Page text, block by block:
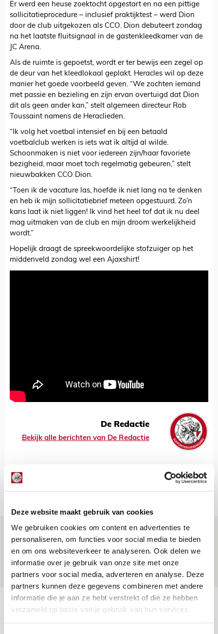
Deze website maakt gebruik van cookies
We gebruiken cookies om content en advertenties te
personaliseren, om functies voor social media te bieden
en om ons websiteverkeer te analyseren. Ook delen we
informatie over je gebruik van onze site met onze
partners voor social media, adverteren en analyse. Deze
partners kunnen deze gegevens combineren met andere
informatie die je aan ze hebt verstrekt of die ze hebben
verzameld op basis van je gebruik van hun services.
Er werd een heuse zoektocht opgestart en na een pittige
sollicitatieprocedure – inclusief praktijktest – werd Dion
door de club uitgekozen als CCO. Dion debuteert zondag
na het laatste fluitsignaal in de gastenkleedkamer van de
JC Arena.
Als de ruimte is gepoetst, wordt er ter bewijs een zegel op
de deur van het kleedlokaal geplakt. Heracles wil op deze
manier het goede voorbeeld geven. “We zochten iemand
met passie en bezieling en zijn ervan overtuigd dat Dion
dit als geen ander kan,” stelt algemeen directeur Rob
Toussaint namens de Heraclieden.
“Ik volg het voetbal intensief en bij een betaald
voetbalclub werken is iets wat ik altijd al wilde.
Schoonmaken is niet voor iedereen zijn/haar favoriete
bezigheid, maar moet toch regelmatig gebeuren,” stelt
nieuwbakken CCO Dion.
“Toen ik de vacature las, hoefde ik niet lang na te denken
en heb ik mijn sollicitatiebrief meteen opgestuurd. Zo’n
kans laat ik niet liggen! Ik vind het heel tof dat ik nu deel
mag uitmaken van de club en mijn droom werkelijkheid
wordt.”
Hopelijk draagt de spreekwoordelijke stofzuiger op het
middenveld zondag wel een Ajaxshirt!
De Redactie
Bekijk alle berichten van De Redactie
Net binnen //
Drie dingen die je moet weten over PEC
Zwolle - Ajax
08 AUGUSTUS 2026 - 12:32
NIEUWS
Míchels elf: met welke formatie begin
jij aan nieuw eredivisieseizoen?